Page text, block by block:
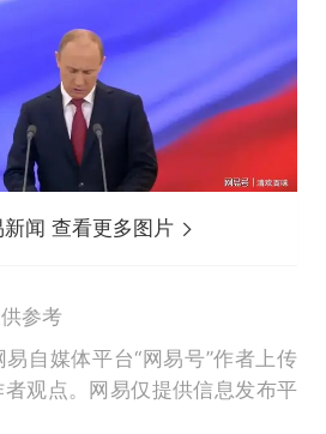
闻 查看更多图片
参考
自媒体平台“网易号”作者上传
观点。网易仅提供信息发布平